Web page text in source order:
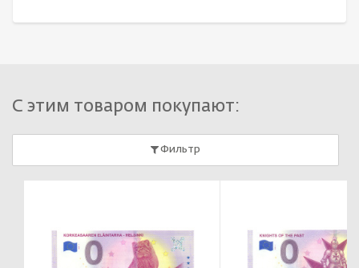
С этим товаром покупают:
Фильтр